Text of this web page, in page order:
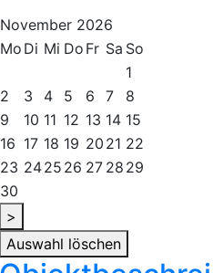
November 2026
Mo Di Mi Do Fr Sa So
1
2
3 4 5 6 7
8
9
10 11 12 13 14 15
16 17 18 19 20 21 22
23 2425 26 27 28 29
30
>
Auswahl löschen